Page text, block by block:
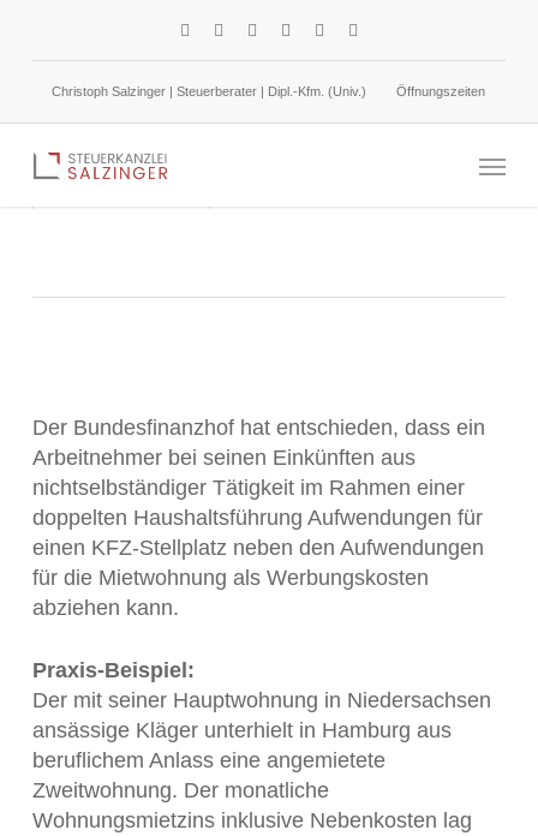
contentChristoph Salzinger | Steuerberater | Dipl.-Kfm. (Univ.) Öffnungszeiten
Menu
KFZ-Stellplatz
Der Bundesfinanzhof hat entschieden, dass ein
Arbeitnehmer bei seinen Einkünften aus
nichtselbständiger Tätigkeit im Rahmen einer
doppelten Haushaltsführung Aufwendungen für
einen KFZ-Stellplatz neben den Aufwendungen
für die Mietwohnung als Werbungskosten
abziehen kann.
Praxis-Beispiel:
Der mit seiner Hauptwohnung in Niedersachsen
ansässige Kläger unterhielt in Hamburg aus
beruflichem Anlass eine angemietete
Zweitwohnung. Der monatliche
Wohnungsmietzins inklusive Nebenkosten lag